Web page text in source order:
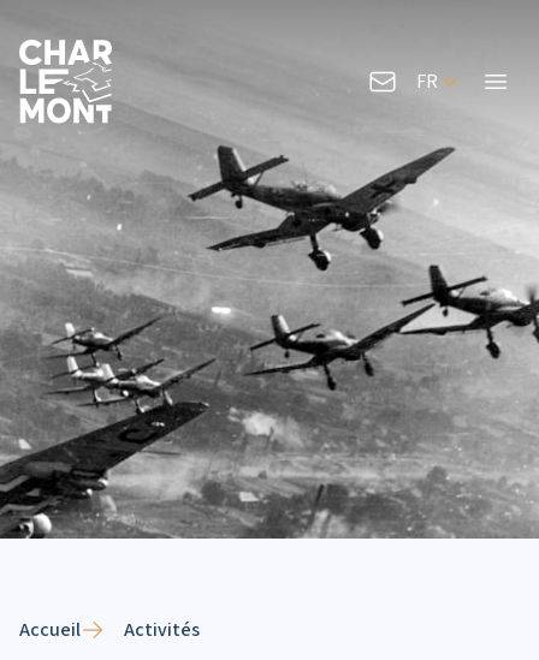
Logo de Charlemont
FR
Accueil Activités